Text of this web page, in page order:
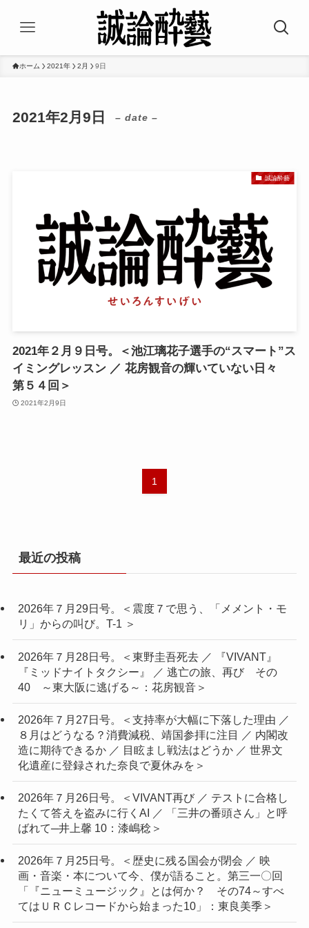
ホーム 2021年 2月 9日
2021年2月9日 – date –
誠論酔藝
2021年２月９日号。＜池江璃花子選手の“スマート”ス
イミングレッスン ／ 花房観音の輝いていない日々
第５４回＞
2021年2月9日
1
最近の投稿
2026年７月29日号。＜震度７で思う、「メメント・モ
リ」からの叫び。T-1 ＞
2026年７月28日号。＜東野圭吾死去 ／ 『VIVANT』
『ミッドナイトタクシー』 ／ 逃亡の旅、再び その
40 ～東大阪に逃げる～：花房観音＞
2026年７月27日号。＜支持率が大幅に下落した理由 ／
８月はどうなる？消費減税、靖国参拝に注目 ／ 内閣改
造に期待できるか ／ 目眩まし戦法はどうか ／ 世界文
化遺産に登録された奈良で夏休みを＞
2026年７月26日号。＜VIVANT再び ／ テストに合格し
たくて答えを盗みに行くAI ／ 「三井の番頭さん」と呼
ばれて─井上馨 10：漆嶋稔＞
2026年７月25日号。＜歴史に残る国会が閉会 ／ 映
画・音楽・本について今、僕が語ること。第三一〇回
「『ニューミュージック』とは何か？ その74～すべ
てはＵＲＣレコードから始まった10」：東良美季＞